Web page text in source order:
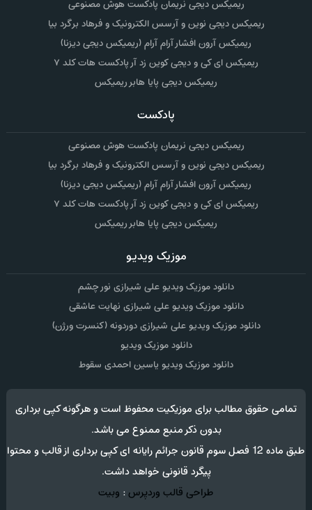
ریمیکس دیجی نریمان پادکست هوش مصنوعی
ریمیکس دیجی نوین و آرسس الکترونیک و فرهاد برگرد بیا
ریمیکس آرون افشار آرام آرام (ریمیکس دیجی دیزنا)
ریمیکس ای کی و دیجی کوین زد آر پادکست هات کلد ۷
ریمیکس دیجی پایا هابر ریمیکس
پادکست
ریمیکس دیجی نریمان پادکست هوش مصنوعی
ریمیکس دیجی نوین و آرسس الکترونیک و فرهاد برگرد بیا
ریمیکس آرون افشار آرام آرام (ریمیکس دیجی دیزنا)
ریمیکس ای کی و دیجی کوین زد آر پادکست هات کلد ۷
ریمیکس دیجی پایا هابر ریمیکس
موزیک ویدیو
دانلود موزیک ویدیو علی شیرازی نور چشم
دانلود موزیک ویدیو علی شیرازی نهایت عاشقی
دانلود موزیک ویدیو علی شیرازی دوردونه (کنسرت ورژن)
دانلود موزیک ویدیو
دانلود موزیک ویدیو یاسین احمدی سقوط
تمامی حقوق مطالب برای موزیکیت محفوظ است و هرگونه کپی برداری
بدون ذکر منبع ممنوع می باشد.
طبق ماده 12 فصل سوم قانون جرائم رایانه ای کپی برداری از قالب و محتوا
پیگرد قانونی خواهد داشت.
طراحی قالب وردپرس: وبیت